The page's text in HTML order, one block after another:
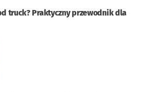
truck? Praktyczny przewodnik dla